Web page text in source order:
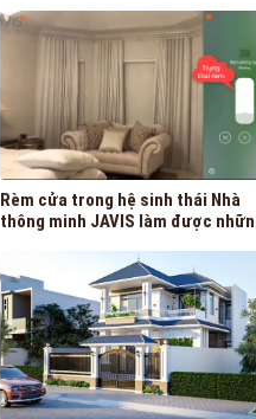
Rèm cửa trong hệ sinh thái Nhà
thông minh JAVIS làm được